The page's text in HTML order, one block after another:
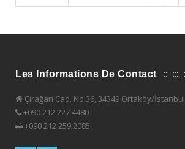
Les Informations De Contact
Çırağan Cad. No:36, 34349 Ortaköy/İstanbul
+090 212 227 4480
+090 212 259 2085